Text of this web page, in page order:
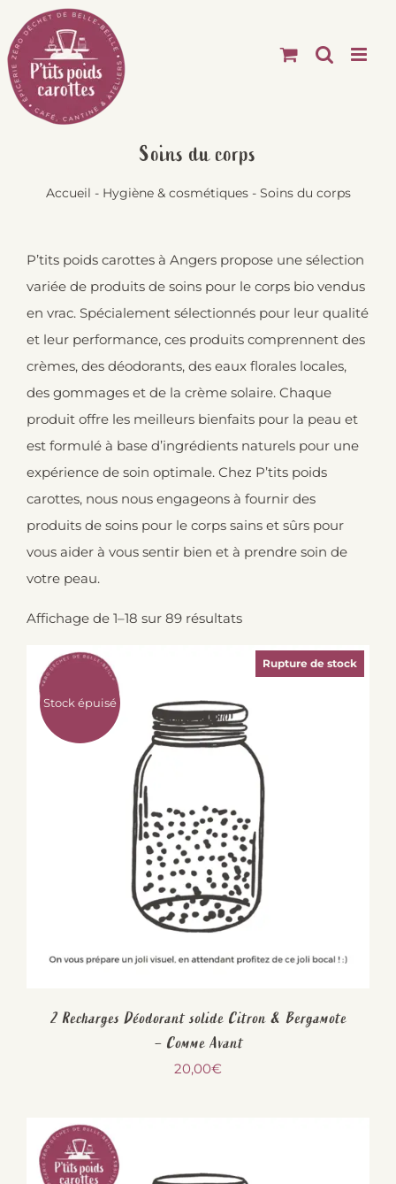
Passer
au
contenu
Soins du corps
Accueil - Hygiène & cosmétiques- Soins du corps
P’tits poids carottes à Angers propose une sélection
variée de produits de soins pour le corps bio vendus
en vrac. Spécialement sélectionnés pour leur qualité
et leur performance, ces produits comprennent des
crèmes, des déodorants, des eaux florales locales,
des gommages et de la crème solaire. Chaque
produit offre les meilleurs bienfaits pour la peau et
est formulé à base d’ingrédients naturels pour une
expérience de soin optimale. Chez P’tits poids
carottes, nous nous engageons à fournir des
produits de soins pour le corps sains et sûrs pour
vous aider à vous sentir bien et à prendre soin de
votre peau.
Affichage de 1–18 sur 89 résultats
Stock épuisé
Rupture de stock
2 Recharges Déodorant solide Citron & Bergamote
– Comme Avant
20,00€